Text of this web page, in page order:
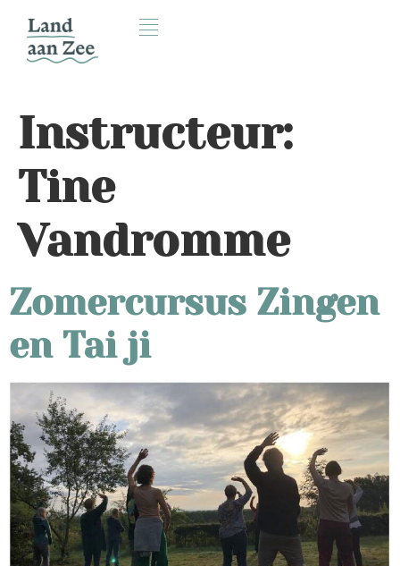
Instructeur:
Tine
Vandromme
Zomercursus Zingen
en Tai ji